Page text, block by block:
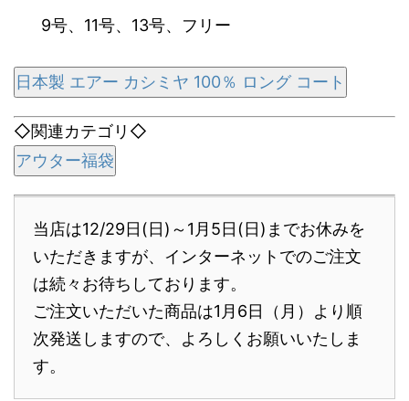
9号、 11号、 13号、 フリー
日本製 エアー カシミヤ 100％ ロング コート
◇関連カテゴリ◇
アウター福袋
当店は12/29日(日)～1月5日(日)までお休みを
いただきますが、インターネットでのご注文
は続々お待ちしております。
ご注文いただいた商品は1月6日（月）より順
次発送しますので、よろしくお願いいたしま
す。